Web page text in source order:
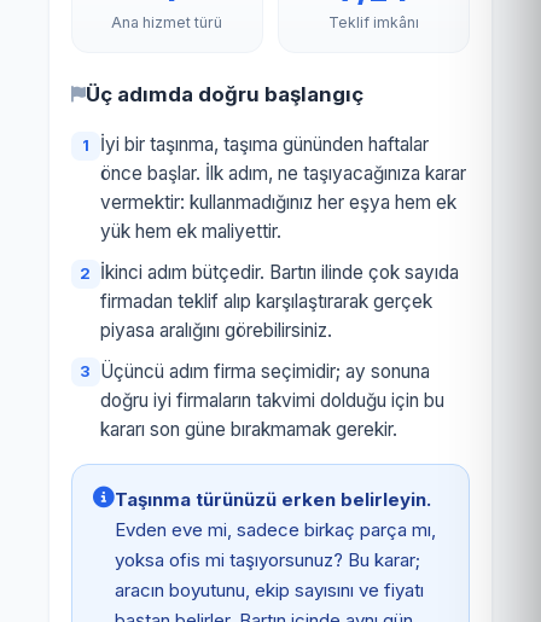
Ana hizmet türü Teklif imkânı
Üç adımda doğru başlangıç
İyi bir taşınma, taşıma gününden haftalar
önce başlar. İlk adım, ne taşıyacağınıza karar
vermektir: kullanmadığınız her eşya hem ek
yük hem ek maliyettir.
İkinci adım bütçedir. Bartın ilinde çok sayıda
firmadan teklif alıp karşılaştırarak gerçek
piyasa aralığını görebilirsiniz.
Üçüncü adım firma seçimidir; ay sonuna
doğru iyi firmaların takvimi dolduğu için bu
kararı son güne bırakmamak gerekir.
Taşınma türünüzü erken belirleyin.
Evden eve mi, sadece birkaç parça mı,
yoksa ofis mi taşıyorsunuz? Bu karar;
aracın boyutunu, ekip sayısını ve fiyatı